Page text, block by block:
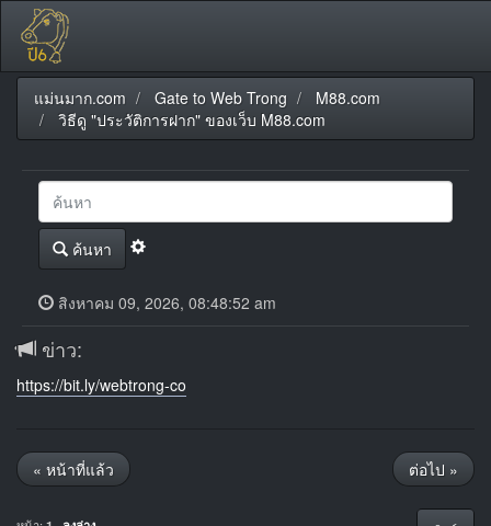
แม่นมาก.com Gate to Web Trong
M88.com
วิธีดู "ประวัติการฝาก" ของเว็บ M88.com
ค้นหา
สิงหาคม 09, 2026, 08:48:52 am
ข่าว:
https://bit.ly/webtrong-co
« หน้าที่แล้ว ต่อไป »